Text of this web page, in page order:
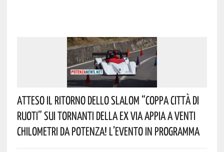
Atteso Il Ritorno Dello Slalom “Coppa Città Di
Ruoti” Sui Tornanti Della Ex Via Appia A Venti
Chilometri Da Potenza! L’evento In Programma